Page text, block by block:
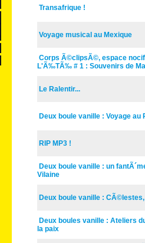
Transafrique !
Voyage musical au Mexique
Corps Ã©clipsÃ©, espace nocif
L'Ã‰TÃ‰ # 1 : Souvenirs de
Le Ralentir...
Deux boule vanille : Voyage
RIP MP3 !
Deux boule vanille : un
Vilaine
Deux boule vanille :
Deux boules vanille : Ateliers
la paix